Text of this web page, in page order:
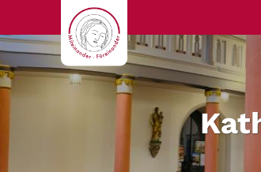
Zum Inhalt springen